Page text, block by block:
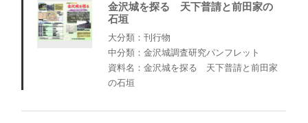
金沢城を探る 天下普請と前田家の
石垣
大分類：刊行物
中分類：金沢城調査研究パンフレット
資料名：金沢城を探る 天下普請と前田家
の石垣